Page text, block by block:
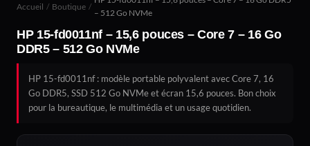
Accueil / Boutique /
– 512 Go NVMe
HP 15-fd0011nf – 15,6 pouces – Core 7 – 16 Go
DDR5 – 512 Go NVMe
HP 15-fd0011nf : modèle portable polyvalent avec Core 7, 16
Go DDR5, SSD 512 Go NVMe et écran 15,6 pouces. Bon choix
pour la bureautique, le multimédia et un usage quotidien.